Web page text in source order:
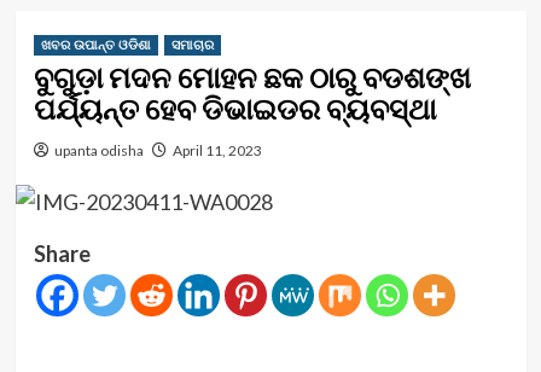
ଖବର ଉପାନ୍ତ ଓଡିଶା ସମାଚାର
ବୁଗୁଡ଼ା ମଦନ ମୋହନ ଛକ ଠାରୁ ବଡଶଙ୍ଖ
ପର୍ଯ୍ୟନ୍ତ ହେବ ଡିଭାଇଡର ବ୍ୟବସ୍ଥା
upanta odisha April 11, 2023
Share